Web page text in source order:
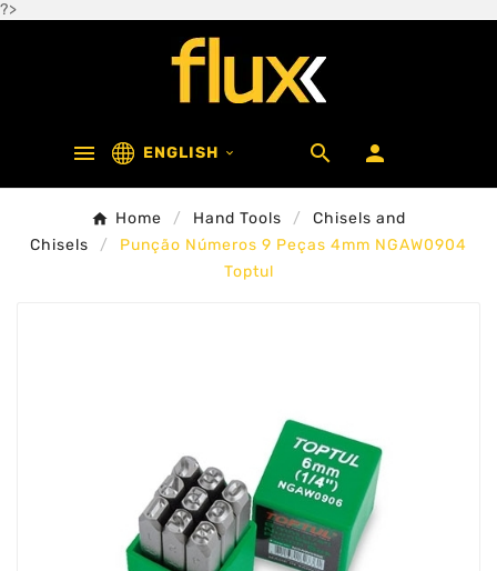
?>
 ENGLISH   
Home Hand Tools
Chisels and
Chisels
Punção Números 9 Peças 4mm NGAW0904
Toptul